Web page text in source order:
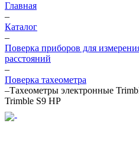
Главная
–
Каталог
–
Поверка приборов для
расстояний
–
Поверка тахеометра
–Тахеометры электронные
Trimble S9 HP